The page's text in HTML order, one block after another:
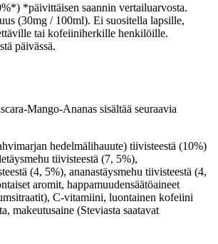
*päivittäisen saannin vertailuarvosta.
(30mg / 100ml). Ei suositella lapsille,
tai kofeiiniherkille henkilöille.
päivässä.
Mango-Ananas sisältää seuraavia
hedelmälihauute) tiivisteestä (10%)
tiivisteestä (7, 5%),
(4, 5%), ananastäysmehu tiivisteestä (4,
aromit, happamuudensäätöaineet
C-vitamiini, luontainen kofeiini
makeutusaine (Steviasta saatavat